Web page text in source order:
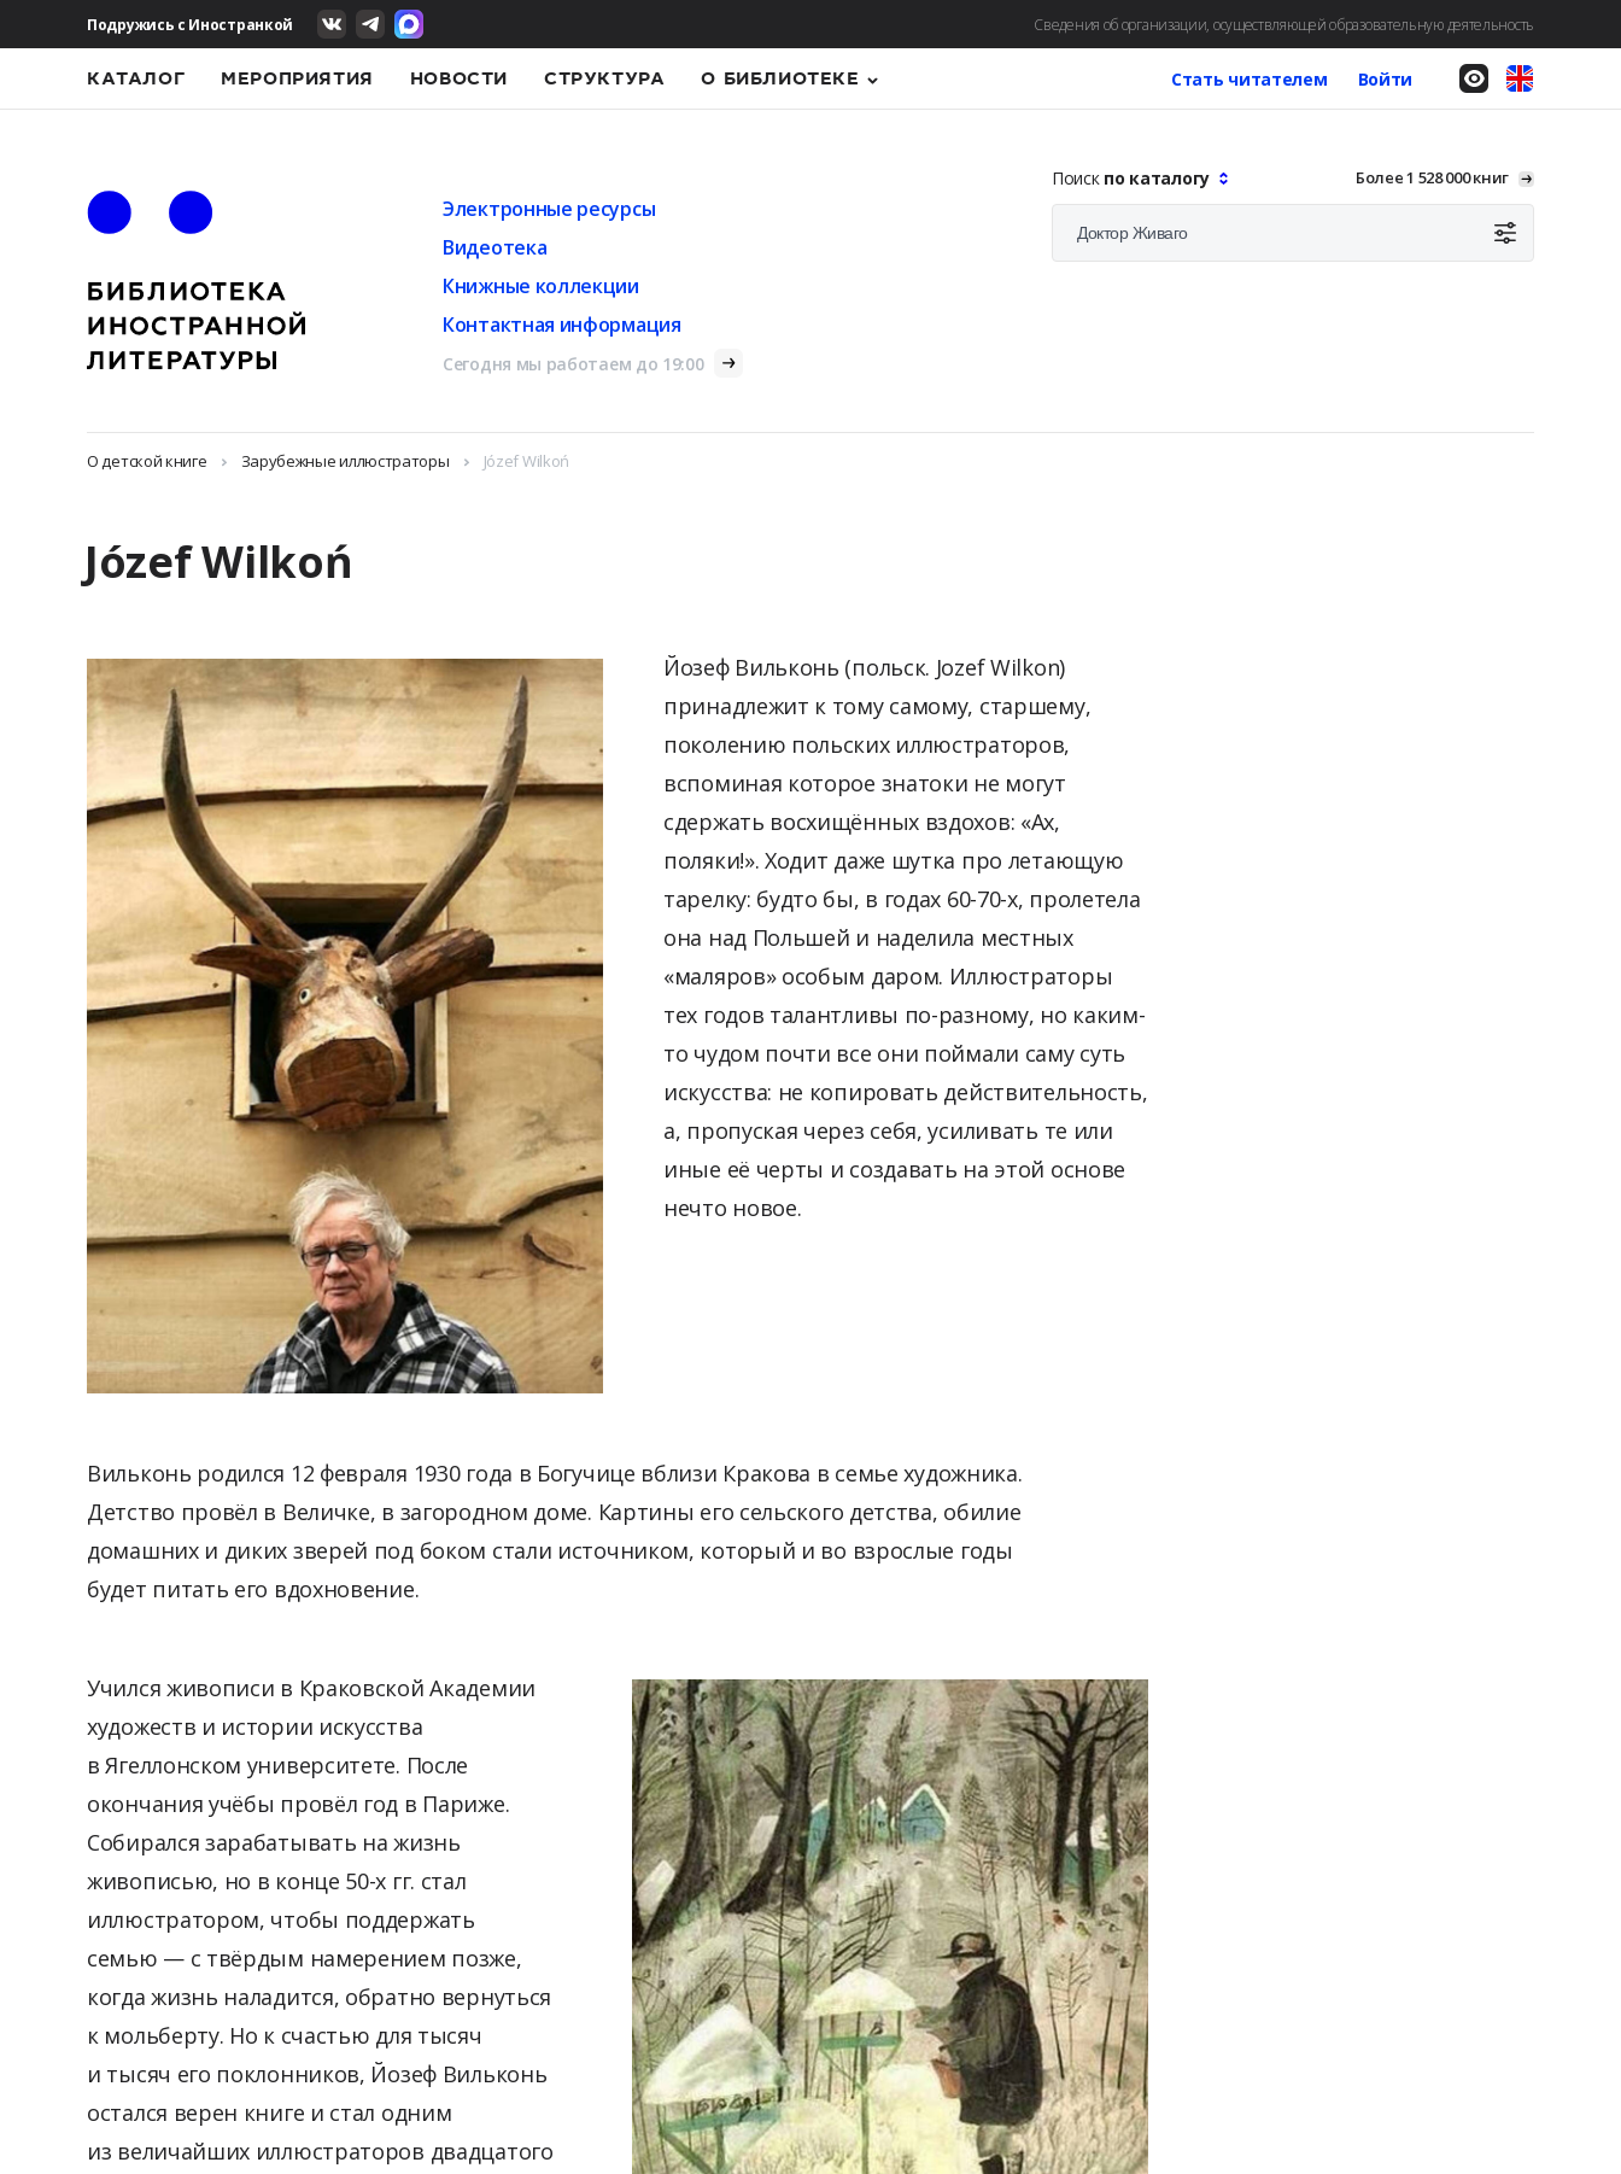
Подружись с Иностранкой Сведения об организации, осуществляющей образовательную деятельность
КАТАЛОГ МЕРОПРИЯТИЯ НОВОСТИ СТРУКТУРА О БИБЛИОТЕКЕ Стать читателем Войти
Электронные ресурсы
Видеотека
Книжные коллекции
Контактная информация
Сегодня мы работаем до 19:00
Поиск по каталогу Более 1 528 000 книг
О детской книге Зарубежные иллюстраторы Józef Wilkoń
Józef Wilkoń
Йозеф Вильконь (польск. Jozef Wilkon)
принадлежит к тому самому, старшему,
поколению польских иллюстраторов,
вспоминая которое знатоки не могут
сдержать восхищённых вздохов: «Ах,
поляки!». Ходит даже шутка про летающую
тарелку: будто бы, в годах 60-70-х, пролетела
она над Польшей и наделила местных
«маляров» особым даром. Иллюстраторы
тех годов талантливы по-разному, но каким-
то чудом почти все они поймали саму суть
искусства: не копировать действительность,
а, пропуская через себя, усиливать те или
иные её черты и создавать на этой основе
нечто новое.
Вильконь родился 12 февраля 1930 года в Богучице вблизи Кракова в семье художника.
Детство провёл в Величке, в загородном доме. Картины его сельского детства, обилие
домашних и диких зверей под боком стали источником, который и во взрослые годы
будет питать его вдохновение.
Учился живописи в Краковской Академии
художеств и истории искусства
в Ягеллонском университете. После
окончания учёбы провёл год в Париже.
Собирался зарабатывать на жизнь
живописью, но в конце 50-х гг. стал
иллюстратором, чтобы поддержать
семью — с твёрдым намерением позже,
когда жизнь наладится, обратно вернуться
к мольберту. Но к счастью для тысяч
и тысяч его поклонников, Йозеф Вильконь
остался верен книге и стал одним
из величайших иллюстраторов двадцатого